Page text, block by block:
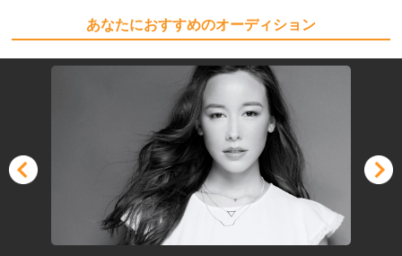
あなたにおすすめのオーディション